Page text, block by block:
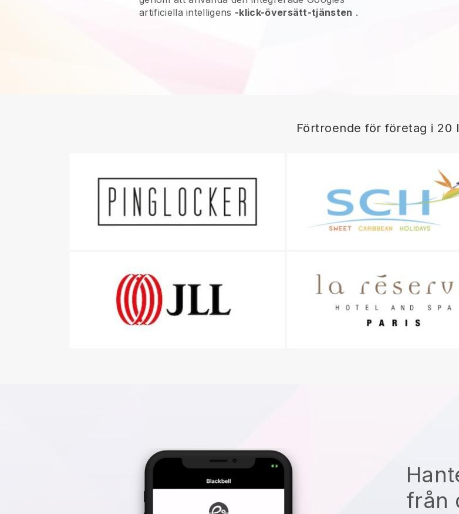
artificiella intelligens -klick-översätt-tjänsten .
Förtroende för företag i 20
från